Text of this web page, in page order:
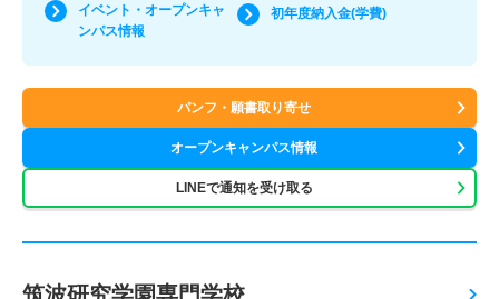
イベント・オープンキャ
ンパス情報
初年度納入金(学費)
パンフ・願書取り寄せ
オープンキャンパス情報
LINEで通知を受け取る